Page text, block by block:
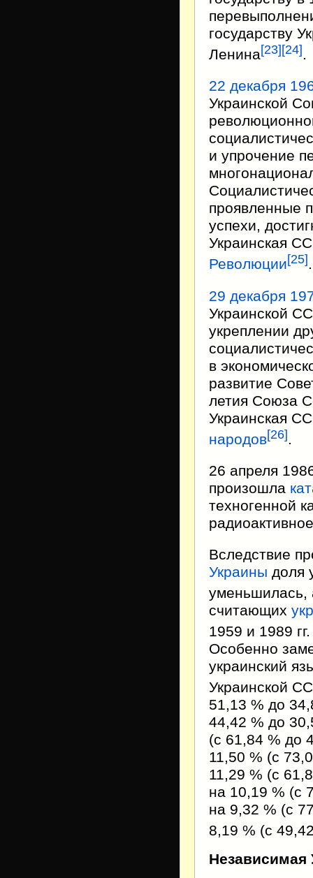
государству
Ленина[23] [24] .
22 декабря
Украинской
и упрочение
проявленные
успехи,
Украинская
Революции[25] .
29 декабря
Украинской
укреплении
в
развитие
летия Союза
Украинская
народов[26].
26 апреля
произошла
техногенной
Вследствие
Украины доля
уменьшилась,
считающих
1959 и 1989
Особенно
украинский
Украинской
51,13 % до
44,42 % до
(с 61,84 % до
11,50 % (с
11,29 % (с
на 10,19 % (с
на 9,32 % (с
8,19 % (с
Независимая